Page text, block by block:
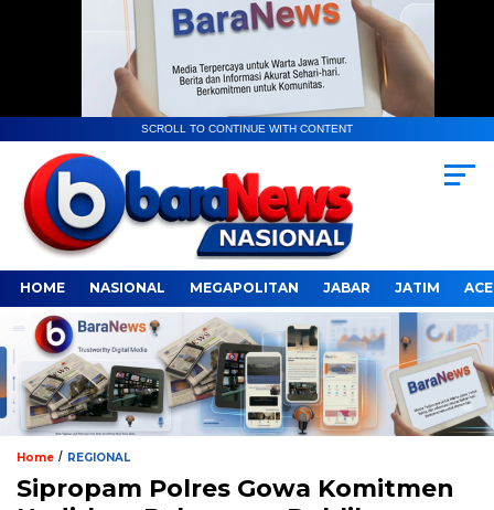
SCROLL TO CONTINUE WITH CONTENT
HOME NASIONAL MEGAPOLITAN JABAR JATIM
Home / REGIONAL
Sipropam Polres Gowa Komitmen